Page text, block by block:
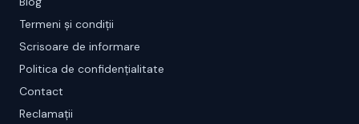
Termeni și condiții
Scrisoare de informare
Politica de confidențialitate
Contact
Reclamații